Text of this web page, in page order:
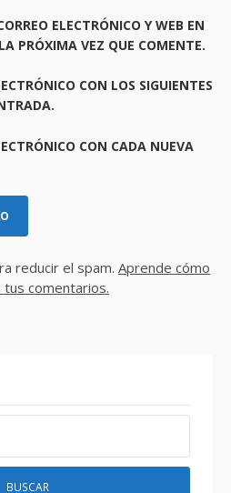
ELECTRÓNICO Y WEB EN
PRÓXIMA VEZ QUE COMENTE.
CON LOS SIGUIENTES
CON CADA NUEVA
reducir el spam. Aprende cómo
comentarios.